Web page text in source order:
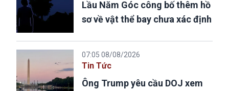
Lầu Năm Góc công bố thêm hồ
sơ về vật thể bay chưa xác định
07:05 08/08/2026
Tin Tức
Ông Trump yêu cầu DOJ xem